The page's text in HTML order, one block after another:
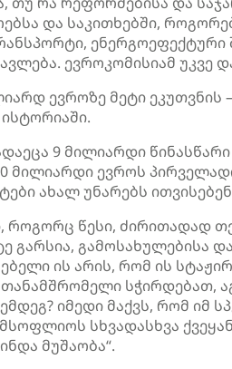
და საკითხებში,
ევროკომისიამ უკვე
ევროზე მეტი ეკუთვნის
9 მილიარდი
მილიარდი ევროს
ახალ უნარებს
როგორც წესი, ძირითადად
გარსია, გამოსახულებისა
ის არის, რომ ის
სჭირდებათ,
იმედი მაქვს, რომ იმ
სხვადასხვა
მუშაობა“.